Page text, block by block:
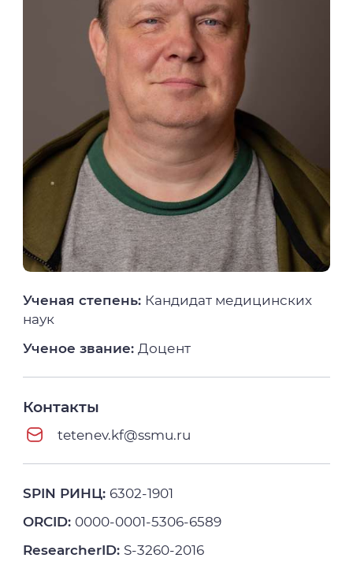
Ученая степень: Кандидат медицинских
наук
Ученое звание: Доцент
Контакты
tetenev.kf@ssmu.ru
SPIN РИНЦ: 6302-1901
ORCID: 0000-0001-5306-6589
ResearcherID: S-3260-2016